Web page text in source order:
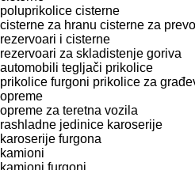
poluprikolice cisterne
cisterne za hranu cisterne za
rezervoari i cisterne
rezervoari za skladistenje goriva
automobili tegljači prikolice
prikolice furgoni prikolice za
opreme
оpremе za teretna vozila
rashladne jedinice karoserije
karoserije furgona
kamioni
kamioni furgoni